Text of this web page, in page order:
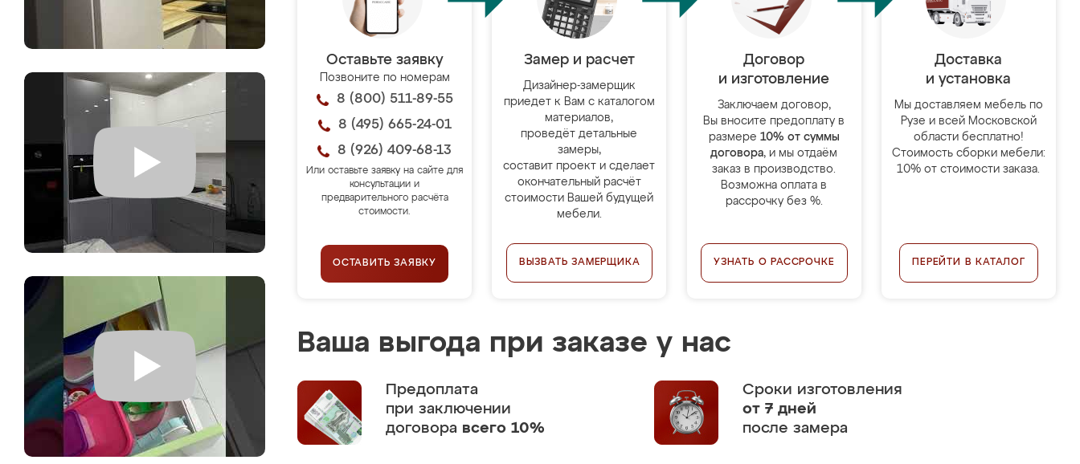
Оставьте заявку
Позвоните по номерам
8 (800) 511-89-55
8 (495) 665-24-01
8 (926) 409-68-13
Или оставьте заявку на сайте для
консультации и
предварительного расчёта
стоимости.
ОСТАВИТЬ ЗАЯВКУ
Замер и расчет
Дизайнер-замерщик
приедет к Вам с каталогом
материалов,
проведёт детальные
замеры,
составит проект и сделает
окончательный расчёт
стоимости Вашей будущей
мебели.
ВЫЗВАТЬ ЗАМЕРЩИКА
Договор
и изготовление
Заключаем договор,
Вы вносите предоплату в
размере 10% от суммы
договора, и мы отдаём
заказ в производство.
Возможна оплата в
рассрочку без %.
УЗНАТЬ О РАССРОЧКЕ
Доставка
и установка
Мы доставляем мебель по
Рузе и всей Московской
области бесплатно!
Стоимость сборки мебели:
10% от стоимости заказа.
ПЕРЕЙТИ В КАТАЛОГ
Ваша выгода при заказе у нас
Предоплата
при заключении
договора всего 10%
Сроки изготовления
от 7 дней
после замера